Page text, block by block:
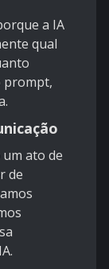
a IA
qual
prompt,
ato de
de